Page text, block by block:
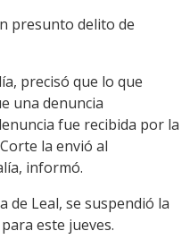
presunto delito de
precisó que lo que
una denuncia
fue recibida por la
la envió al
informó.
de Leal, se suspendió la
este jueves.